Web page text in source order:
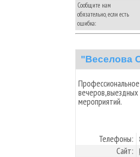
Сообщите нам
обязательно, если есть
ошибка:
"Веселова
вечеров,выездных
мероприятий.
Телефоны:
Сайт: